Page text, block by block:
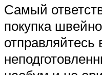
Самый
покупка
отправляйтесь